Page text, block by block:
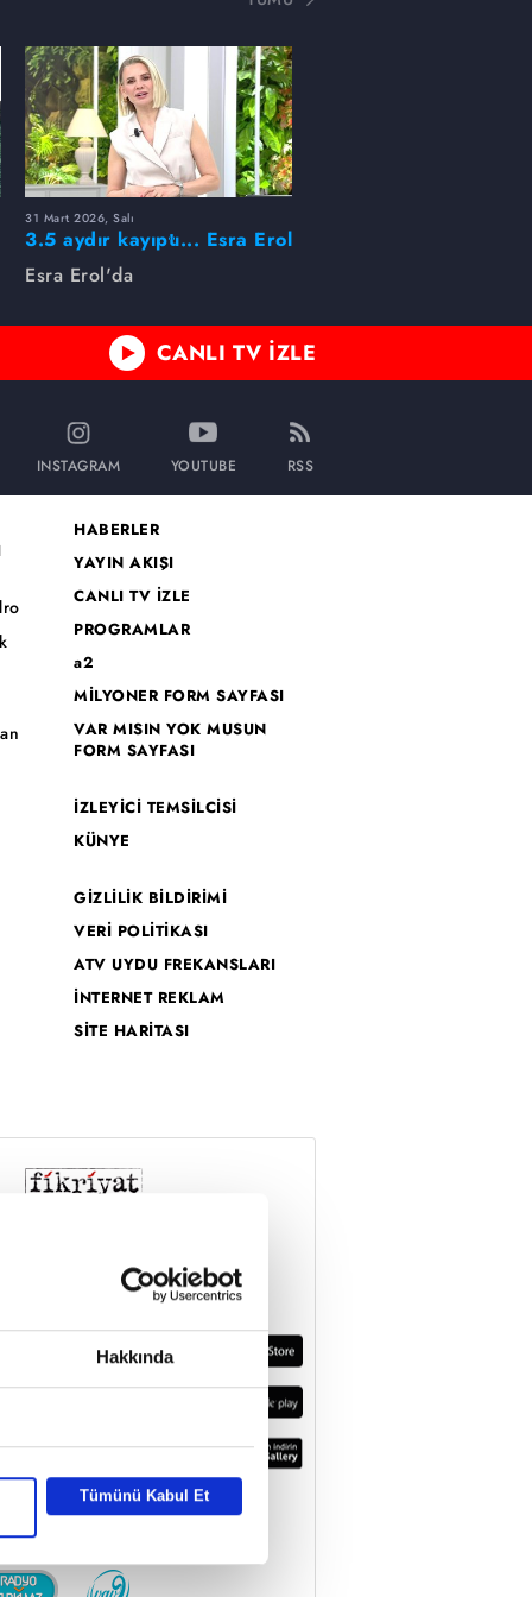
Hakkında
Tümünü Kabul Et
31 Mart 2026, Salı
3.5 aydır kayıptı... Esra Erol
buldu!
Esra Erol'da
CANLI TV İZLE
INSTAGRAM YOUTUBE RSS
HABERLER
YAYIN AKIŞI
CANLI TV İZLE
PROGRAMLAR
a2
MİLYONER FORM SAYFASI
VAR MISIN YOK MUSUN
FORM SAYFASI
İZLEYİCİ TEMSİLCİSİ
KÜNYE
GİZLİLİK BİLDİRİMİ
VERİ POLİTİKASI
ATV UYDU FREKANSLARI
İNTERNET REKLAM
SİTE HARİTASI